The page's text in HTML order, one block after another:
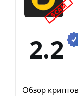
SCAM
2.2
Обзор